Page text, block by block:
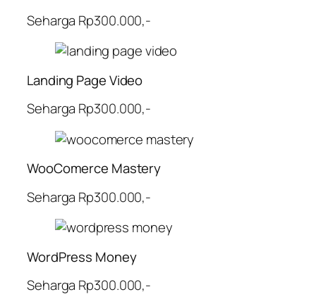
Seharga Rp300.000,-
Landing Page Video
Seharga Rp300.000,-
WooComerce Mastery
Seharga Rp300.000,-
WordPress Money
Seharga Rp300.000,-